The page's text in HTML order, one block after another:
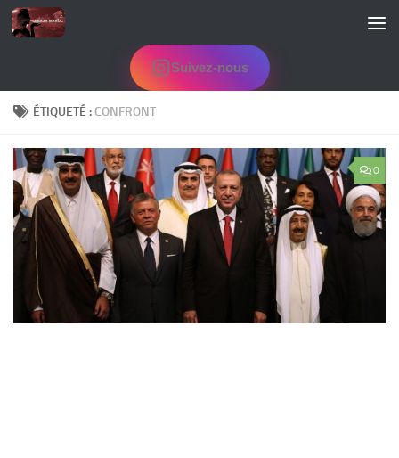
Skip to content
Suivez-nous
ÉTIQUETÉ : CONFRONT
0